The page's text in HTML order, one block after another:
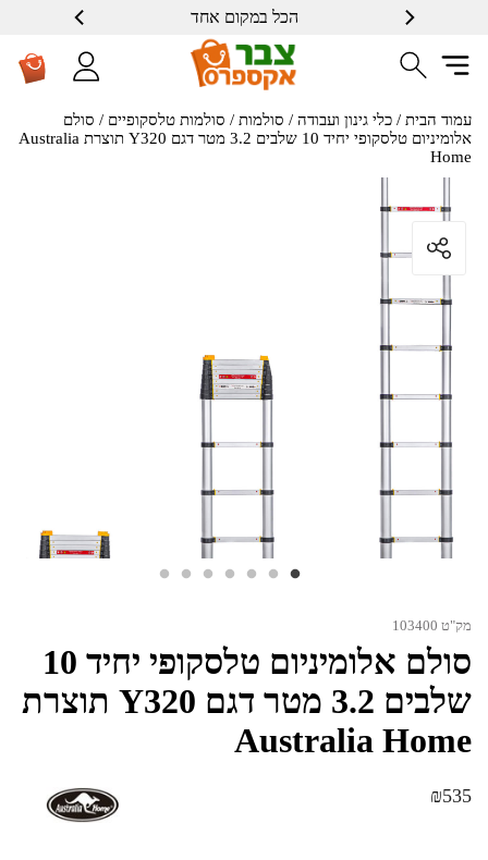
הכל במקום אחד
שרות ברמה גבוה
עמוד הבית / כלי גינון ועבודה / סולמות / סולמות טלסקופיים / סולם
אלומיניום טלסקופי יחיד 10 שלבים 3.2 מטר דגם Y320 תוצרת Australia
Home
מק"ט 103400
סולם אלומיניום טלסקופי יחיד 10
שלבים 3.2 מטר דגם Y320 תוצרת
Australia Home
₪535